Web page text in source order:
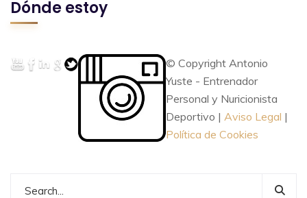
Dónde estoy
© Copyright Antonio
Yuste - Entrenador
Personal y Nuricionista
Deportivo | Aviso Legal |
Política de Cookies